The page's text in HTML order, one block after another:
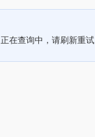
正在查询中，请刷新重试